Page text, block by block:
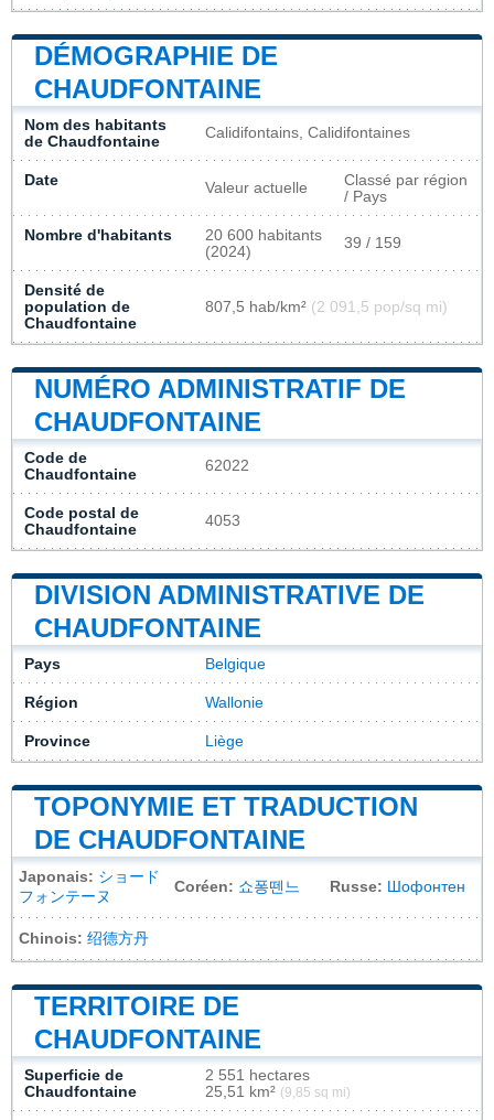
DÉMOGRAPHIE DE
CHAUDFONTAINE
Nom des habitants
de Chaudfontaine
Calidifontains, Calidifontaines
Date Valeur actuelle
Classé par région
/ Pays
Nombre d'habitants
20 600 habitants
(2024)
39 / 159
Densité de
population de
Chaudfontaine
807,5 hab/km² (2 091,5 pop/sq mi)
NUMÉRO ADMINISTRATIF DE
CHAUDFONTAINE
Code de
Chaudfontaine
62022
Code postal de
Chaudfontaine
4053
DIVISION ADMINISTRATIVE DE
CHAUDFONTAINE
Pays Belgique
Région Wallonie
Province Liège
TOPONYMIE ET TRADUCTION
DE CHAUDFONTAINE
Japonais: ショード
フォンテーヌ
Coréen: 쇼퐁뗀느 Russe: Шофонтен
Chinois: 绍德方丹
TERRITOIRE DE
CHAUDFONTAINE
Superficie de
Chaudfontaine
2 551 hectares
25,51 km² (9,85 sq mi)